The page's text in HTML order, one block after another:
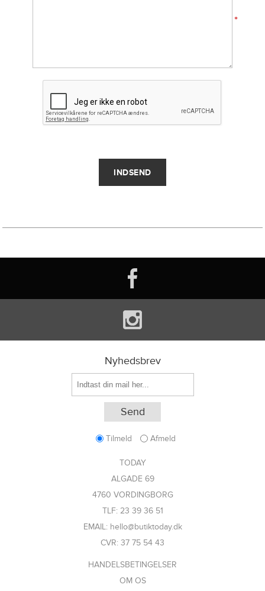
*
Nyhedsbrev
Tilmeld Afmeld
TODAY
ALGADE 69
4760 VORDINGBORG
TLF: 23 39 36 51
EMAIL: hello@butiktoday.dk
CVR: 37 75 54 43
HANDELSBETINGELSER
OM OS